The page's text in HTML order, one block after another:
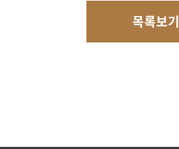
목록보기